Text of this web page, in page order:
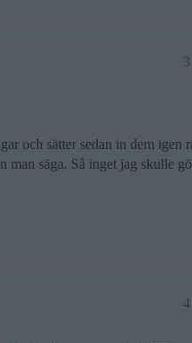
3
och sätter sedan in dem igen
man säga. Så inget jag skulle
4